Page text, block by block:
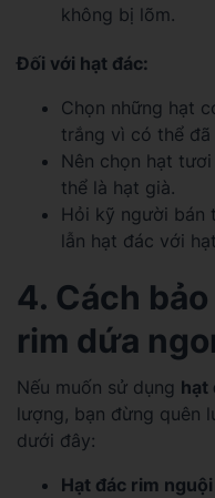
không bị lõm.
Đối với hạt đác:
Chọn những hạt
trắng vì có thể
Nên chọn hạt
thể là hạt già.
Hỏi kỹ người bán
lẫn hạt đác với
4. Cách
rim dứa
Nếu muốn sử dụng hạt
lượng, bạn đừng quên
dưới đây:
Hạt đác rim